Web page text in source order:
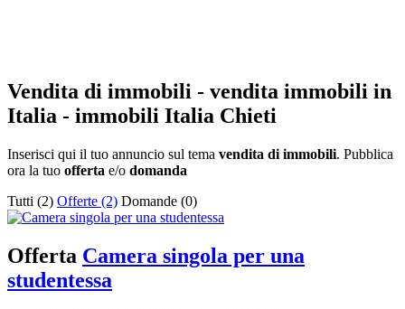
Vendita di immobili - vendita immobili in
Italia - immobili Italia Chieti
Inserisci qui il tuo annuncio sul tema vendita di immobili. Pubblica
ora la tuo offerta e/o domanda
Tutti (2) Offerte (2) Domande (0)
Offerta Camera singola per una
studentessa